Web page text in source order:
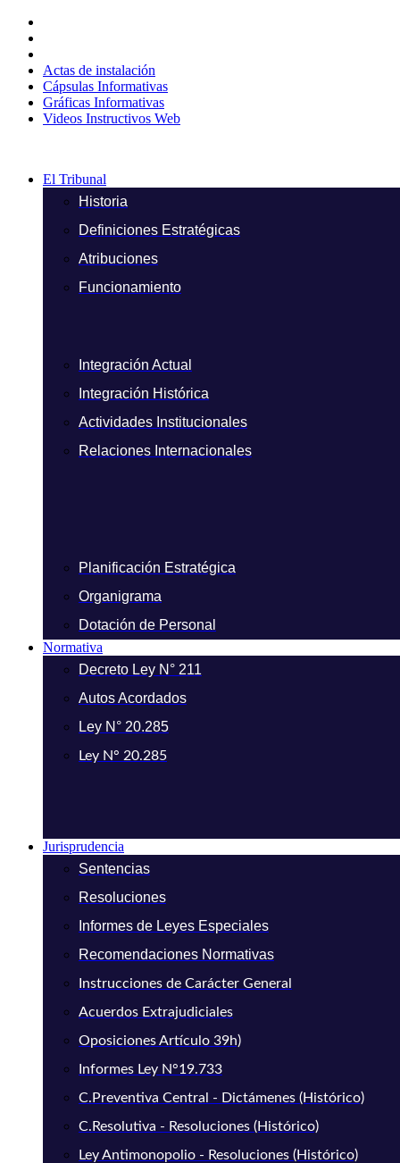
contenido
Actas de instalación
Cápsulas Informativas
Gráficas Informativas
Videos Instructivos Web
El Tribunal
Historia
Definiciones Estratégicas
Atribuciones
Funcionamiento
Integración Actual
Integración Histórica
Actividades Institucionales
Relaciones Internacionales
Planificación Estratégica
Organigrama
Dotación de Personal
Normativa
Decreto Ley N° 211
Autos Acordados
Ley N° 20.285
Ley N° 20.285
Jurisprudencia
Sentencias
Resoluciones
Informes de Leyes Especiales
Recomendaciones Normativas
Instrucciones de Carácter General
Acuerdos Extrajudiciales
Oposiciones Artículo 39h)
Informes Ley N°19.733
C.Preventiva Central - Dictámenes (Histórico)
C.Resolutiva - Resoluciones (Histórico)
Ley Antimonopolio - Resoluciones (Histórico)